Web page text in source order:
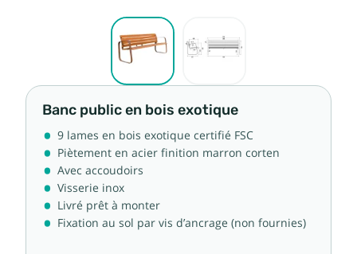
Banc public en bois exotique
9 lames en bois exotique certifié FSC
Piètement en acier finition marron corten
Avec accoudoirs
Visserie inox
Livré prêt à monter
Fixation au sol par vis d’ancrage (non fournies)